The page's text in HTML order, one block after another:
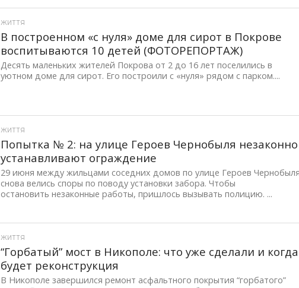
ЖИТТЯ
В построенном «с нуля» доме для сирот в Покрове
воспитываются 10 детей (ФОТОРЕПОРТАЖ)
Десять маленьких жителей Покрова от 2 до 16 лет поселились в
уютном доме для сирот. Его построили с «нуля» рядом с парком....
ЖИТТЯ
Попытка № 2: на улице Героев Чернобыля незаконно
устанавливают ограждение
29 июня между жильцами соседних домов по улице Героев
снова велись споры по поводу установки забора. Чтобы
остановить незаконные работы, пришлось вызывать полицию. ...
ЖИТТЯ
“Горбатый” мост в Никополе: что уже сделали и когда
будет реконструкция
В Никополе завершился ремонт асфальтного покрытия “горбатого”